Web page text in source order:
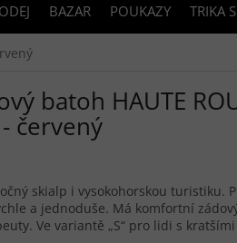
BAZAR POUKAZY TRIKA
batoh HAUTE
červený
skialp i vysokohorskou turistiku.
a jednoduše. Má komfortní
Ve variantě „S“ pro lidi s